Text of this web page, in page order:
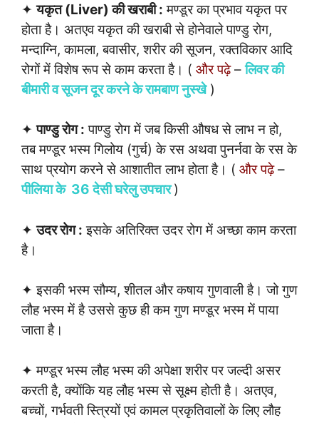
✦यकृत (Liver) की खराबी : मण्डूर का प्रभाव यकृत पर
होता है। अतएव यकृत की खराबी से होनेवाले पाण्डु रोग,
मन्दाग्नि, कामला, बवासीर, शरीर की सूजन, रक्तविकार आदि
रोगों में विशेष रूप से काम करता है। ( और पढ़े–लिवर की
बीमारी व सूजन दूर करने के रामबाण नुस्खे)
✦पाण्डु रोग : पाण्डु रोग में जब किसी औषध से लाभ न हो,
तब मण्डूर भस्म गिलोय (गुर्च) के रस अथवा पुनर्नवा के रस के
साथ प्रयोग करने से आशातीत लाभ होता है। ( और पढ़े–
पीलिया के 36 देसी घरेलु उपचार )
✦उदर रोग : इसके अतिरिक्त उदर रोग में अच्छा काम करता
है।
✦ इसकी भस्म सौम्य, शीतल और कषाय गुणवाली है। जो गुण
लौह भस्म में है उससे कुछ ही कम गुण मण्डूर भस्म में पाया
जाता है।
✦ मण्डूर भस्म लौह भस्म की अपेक्षा शरीर पर जल्दी असर
करती है, क्योंकि यह लौह भस्म से सूक्ष्म होती है। अतएव,
बच्चों, गर्भवती स्त्रियों एवं कामल प्रकृतिवालों के लिए लौह